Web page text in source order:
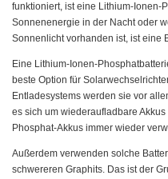
funktioniert, ist eine Lithium-Ionen-
Sonnenenergie in der Nacht oder
Sonnenlicht vorhanden ist, ist eine
Eine Lithium-Ionen-
beste Option für
Entladesystems werden sie vor
es sich um wiederaufladbare
Phosphat-Akkus immer wieder
Außerdem verwenden solche
schwereren Graphits. Das ist der